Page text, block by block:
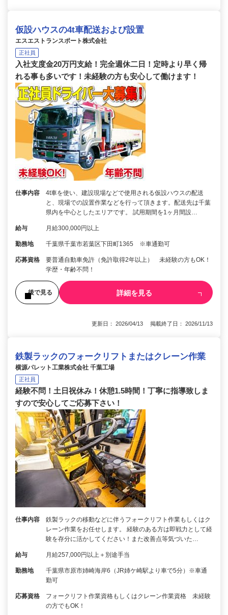
仮設ハウスの4t車配送および設置
エスエストランスポート株式会社
正社員
入社支度金20万円支給！完全週休二日！定時より早く帰
れる事も多いです！未経験の方も安心して働けます！
仕事内容
4t車を使い、建設現場などで使用される仮設ハウスの配送
と、現場での設置作業などを行って頂きます。配送先は千葉
県内を中心としたエリアです。 試用期間を1ヶ月間設…
給与 月給300,000円以上
勤務地 千葉県千葉市若葉区下田町1365 ※車通勤可
応募資格
要普通自動車免許（免許取得2年以上） 未経験の方もOK！
学歴・年齢不問！
後で見る 詳細を見る
更新日： 2026/04/13 掲載終了日： 2026/11/13
鉄製ラックのフォークリフトまたはクレーン作業
横源パレット工業株式会社 千葉工場
正社員
経験不問！土日祝休み！休憩1.5時間！丁寧に指導致しま
すので安心してご応募下さい！
仕事内容
鉄製ラックの移動などに伴うフォークリフト作業もしくはク
レーン作業をお任せします。 経験のある方は即戦力として経
験を存分に活かしてください！また改善点等気づいた…
給与 月給257,000円以上＋別途手当
勤務地
千葉県市原市姉崎海岸6（JR姉ケ崎駅より車で5分）※車通
勤可
応募資格
フォークリフト作業資格もしくはクレーン作業資格 未経験
の方でもOK！